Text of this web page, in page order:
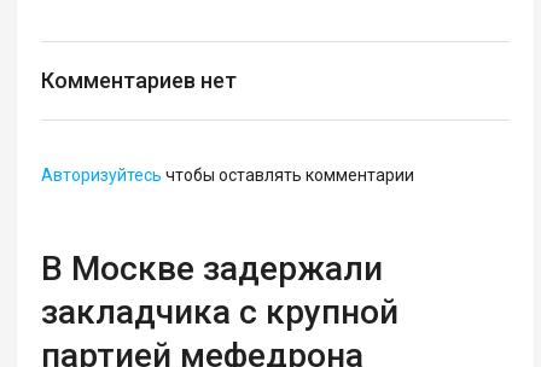
Комментариев нет
Авторизуйтесь чтобы оставлять комментарии
В Москве задержали
закладчика с крупной
партией мефедрона